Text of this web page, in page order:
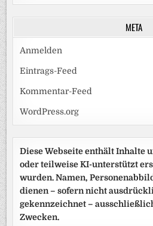
META
Anmelden
Eintrags-Feed
Kommentar-Feed
WordPress.org
Diese Webseite enthält Inhalte
oder teilweise KI-unterstützt
wurden. Namen,
dienen – sofern nicht
gekennzeichnet –
Zwecken.